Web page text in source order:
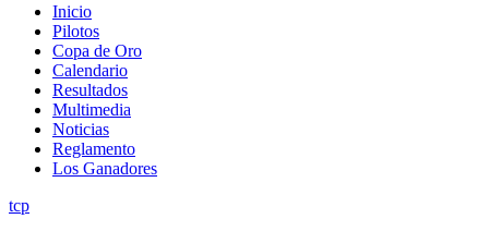
Inicio
Pilotos
Copa de Oro
Calendario
Resultados
Multimedia
Noticias
Reglamento
Los Ganadores
tcp